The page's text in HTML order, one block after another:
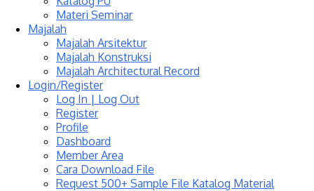
Materi Seminar
Majalah
Majalah Arsitektur
Majalah Konstruksi
Majalah Architectural Record
Login/Register
Log In | Log Out
Register
Profile
Dashboard
Member Area
Cara Download File
Request 500+ Sample File Katalog Material